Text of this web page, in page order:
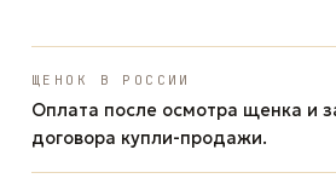
ЩЕНОК В РОССИИ
Оплата после осмотра щенка и
договора купли-продажи.